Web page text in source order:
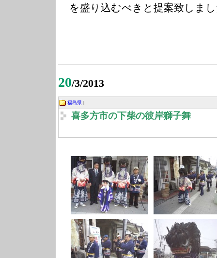
を盛り込むべきと提案致しま
20/3/2013
福島県 |
喜多方市の下柴の彼岸獅子舞